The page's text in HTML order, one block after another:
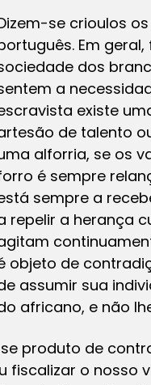
se crioulos
Em
dos
a
existe
de talento
alforria, se os
é sempre
sempre a
repelir a herança
objeto de
assumir sua
africano, e não
produto de
fiscalizar o nosso